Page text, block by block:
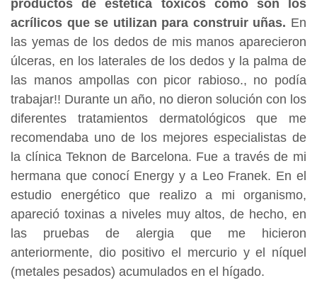
productos de estética tóxicos como son los
acrílicos que se utilizan para construir uñas. En
las yemas de los dedos de mis manos aparecieron
úlceras, en los laterales de los dedos y la palma de
las manos ampollas con picor rabioso., no podía
trabajar!! Durante un año, no dieron solución con los
diferentes tratamientos dermatológicos que me
recomendaba uno de los mejores especialistas de
la clínica Teknon de Barcelona. Fue a través de mi
hermana que conocíEnergy y a Leo Franek. En el
estudio energético que realizo a mi organismo,
apareció toxinas a niveles muy altos, de hecho, en
las pruebas de alergia que me hicieron
anteriormente, dio positivo el mercurio y el níquel
(metales pesados) acumulados en el hígado.